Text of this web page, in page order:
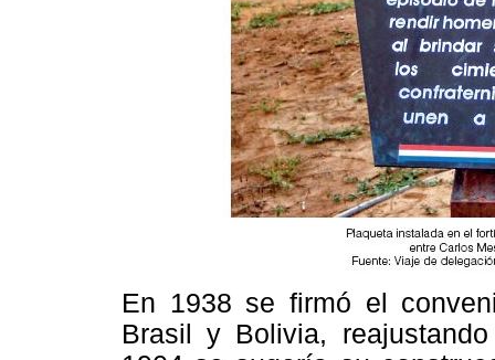
En 1938 se firmó el
Brasil y Bolivia,